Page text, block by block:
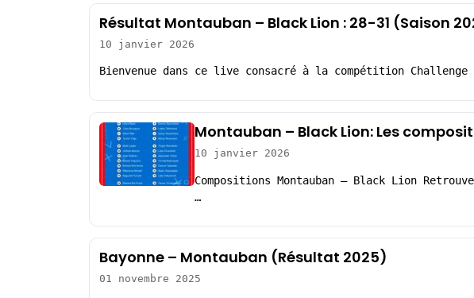
Résultat Montauban – Black Lion : 28-31 (Saison
10 janvier 2026
Bienvenue dans ce live consacré à la compétition
Montauban – Black Lion: Les
10 janvier 2026
Compositions Montauban – Black Lion
…
Bayonne – Montauban (Résultat 2025)
01 novembre 2025